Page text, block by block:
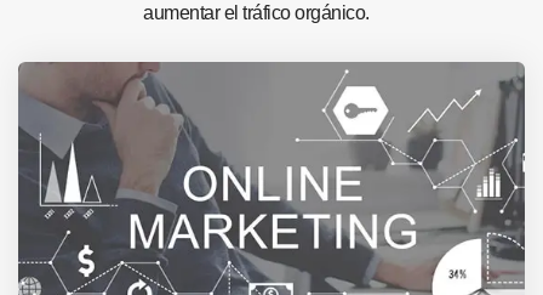
aumentar el tráfico orgánico.